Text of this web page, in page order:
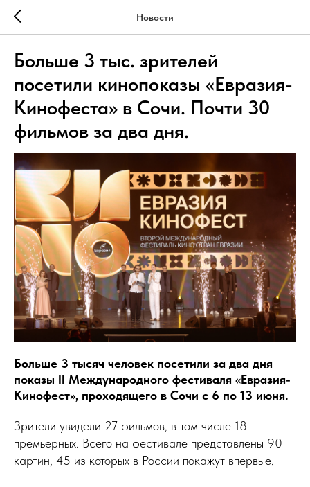
Новости
Больше 3 тыс. зрителей
посетили кинопоказы «Евразия-
Кинофеста» в Сочи. Почти 30
фильмов за два дня.
Больше 3 тысяч человек посетили за два дня
показы II Международного фестиваля «Евразия-
Кинофест», проходящего в Сочи с 6 по 13 июня.
Зрители увидели 27 фильмов, в том числе 18
премьерных. Всего на фестивале представлены 90
картин, 45 из которых в России покажут впервые.